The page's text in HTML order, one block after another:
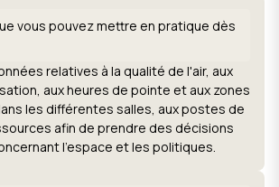
vous pouvez mettre en pratique dès
relatives à la qualité de l'air, aux
aux heures de pointe et aux zones
les différentes salles, aux postes de
afin de prendre des décisions
l'espace et les politiques.